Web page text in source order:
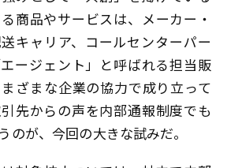
商品やサービスは、メーカー・
キャリア、コールセンターパー
ージェント」と呼ばれる担当販
ざまな企業の協力で成り立って
先からの声を内部通報制度でも
のが、今回の大きな試みだ。